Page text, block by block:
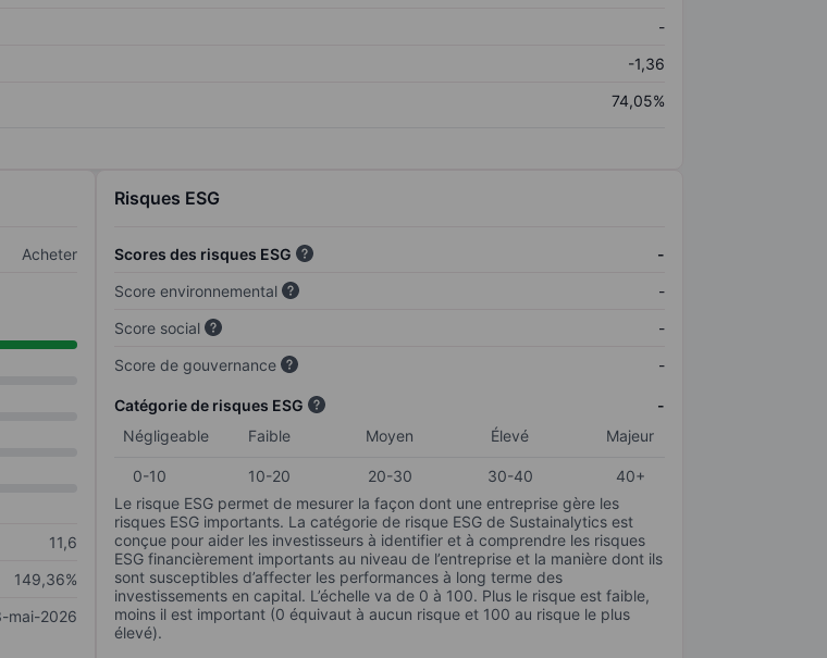
-
-1,36
74,05%
Acheter
11,6
149,36%
mai-2026
Risques ESG
Scores des risques ESG
-
Score environnemental
-
Score social
-
Score de gouvernance
-
Catégorie de risques ESG
-
Négligeable
Faible Moyen Élevé Majeur
0-10 10-20 20-30 30-40
40+
Le risque ESG permet de mesurer la façon dont une entreprise gère les
risques ESG importants. La catégorie de risque ESG de Sustainalytics est
conçue pour aider les investisseurs à identifier et à comprendre les risques
ESG financièrement importants au niveau de l’entreprise et la manière dont ils
sont susceptibles d’affecter les performances à long terme des
investissements en capital. L’échelle va de 0 à 100. Plus le risque est faible,
moins il est important (0 équivaut à aucun risque et 100 au risque le plus
élevé).